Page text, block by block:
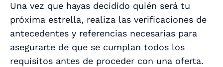
Una vez que hayas decidido quién será tu
próxima estrella, realiza las verificaciones de
antecedentes y referencias necesarias para
asegurarte de que se cumplan todos los
requisitos antes de proceder con una oferta.